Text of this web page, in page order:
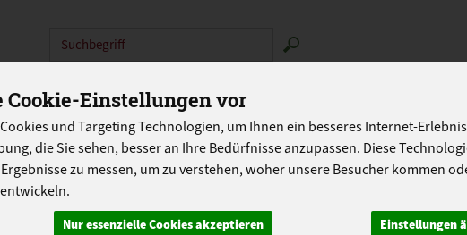
Cookie-Einstellungen vor
und Targeting Technologien, um Ihnen ein besseres Internet-
die Sie sehen, besser an Ihre Bedürfnisse anzupassen. Diese
zu messen, um zu verstehen, woher unsere Besucher kommen
Nur essenzielle Cookies akzeptieren Einstellungen
Produkt
ABOKISTEN SO GEHT'S ÜBER UNS